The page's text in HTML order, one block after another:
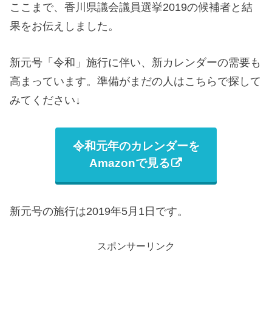
ここまで、香川県議会議員選挙2019の候補者と結
果をお伝えしました。
新元号「令和」施行に伴い、新カレンダーの需要も
高まっています。準備がまだの人はこちらで探して
みてください↓
令和元年のカレンダーを
Amazonで見る
新元号の施行は2019年5月1日です。
スポンサーリンク